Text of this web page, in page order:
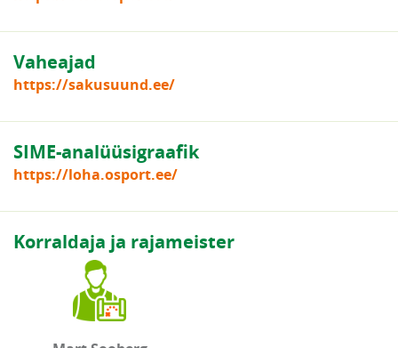
Vaheajad
https://sakusuund.ee/
SIME-analüüsigraafik
https://loha.osport.ee/
Korraldaja ja rajameister